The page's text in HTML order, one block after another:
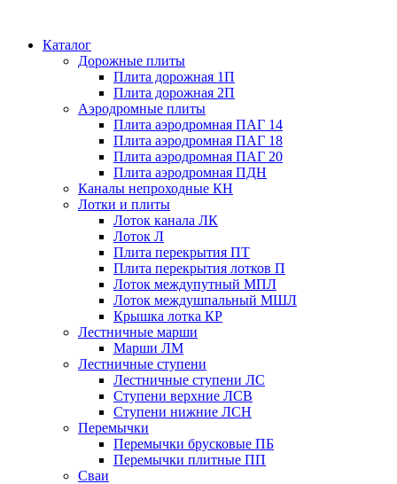
Каталог
Дорожные плиты
Плита дорожная 1П
Плита дорожная 2П
Аэродромные плиты
Плита аэродромная ПАГ 14
Плита аэродромная ПАГ 18
Плита аэродромная ПАГ 20
Плита аэродромная ПДН
Каналы непроходные КН
Лотки и плиты
Лоток канала ЛК
Лоток Л
Плита перекрытия ПТ
Плита перекрытия лотков П
Лоток междупутный МПЛ
Лоток междушпальный МШЛ
Крышка лотка КР
Лестничные марши
Марши ЛМ
Лестничные ступени
Лестничные ступени ЛС
Ступени верхние ЛСВ
Ступени нижние ЛСН
Перемычки
Перемычки брусковые ПБ
Перемычки плитные ПП
Сваи